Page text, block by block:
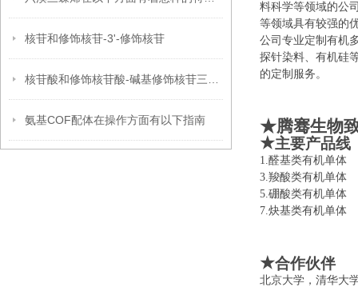
核苷和修饰核苷-3'-修饰核苷
氨基COF配体在操作方面有以下指南
料科学等领域的公
等领域具有较强的
公司专业定制有机
探针染料、有机硅
的定制服务。
★腾骞生物
★主要产品线
1.醛基类有
3.羧酸类有
5.硼酸类有机
7.炔基类有机
★合作伙伴
北京大学，清华大